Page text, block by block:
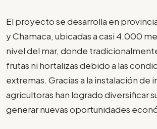
El proyecto se desarrolla en
y Chamaca, ubicadas a casi 4.000
nivel del mar, donde
frutas ni hortalizas debido a las
extremas. Gracias a la instalación de
agricultoras han logrado diversificar
generar nuevas oportunidades